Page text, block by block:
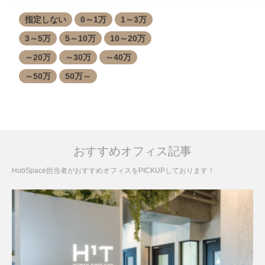
指定しない 0～1万
1～3万
3～5万
5～10万
10～20万
～20万
～30万
～40万
～50万
50万～
おすすめオフィス記事
HubSpace担当者がおすすめオフィスをPICKUPしております！